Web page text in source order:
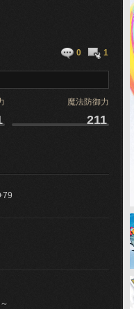
0 1
魔法防御力
211